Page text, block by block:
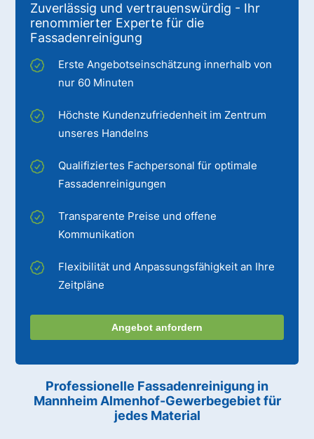
Zuverlässig und vertrauenswürdig - Ihr
renommierter Experte für die
Fassadenreinigung
Erste Angebotseinschätzung innerhalb von
nur 60 Minuten
Höchste Kundenzufriedenheit im Zentrum
unseres Handelns
Qualifiziertes Fachpersonal für optimale
Fassadenreinigungen
Transparente Preise und offene
Kommunikation
Flexibilität und Anpassungsfähigkeit an Ihre
Zeitpläne
Angebot anfordern
Professionelle Fassadenreinigung in
Mannheim Almenhof-Gewerbegebiet für
jedes Material